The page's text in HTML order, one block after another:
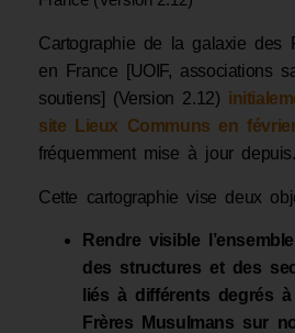
Cartographie de la galaxie des
en France [UOIF, associations
soutiens] (Version 2.12)
site Lieux Communs en
fréquemment mise à jour depuis.
Cette cartographie vise deux
Rendre visible
des structures et des
liés à différents degrés
Frères Musulmans sur